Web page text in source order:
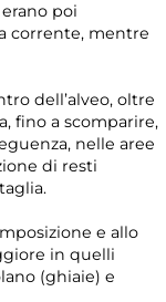
poi
corrente, mentre
dell’alveo, oltre
fino a scomparire,
nelle aree
di resti
e allo
in quelli
(ghiaie) e